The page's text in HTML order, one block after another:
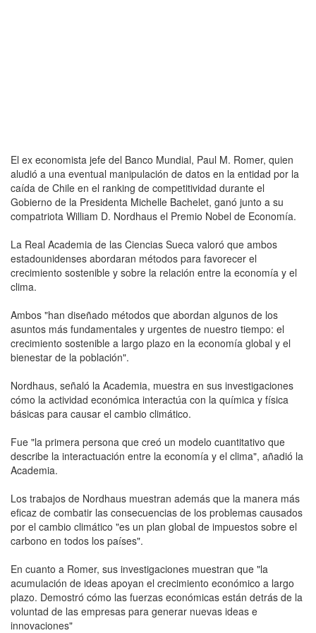
El ex economista jefe del Banco Mundial, Paul M. Romer, quien
aludió a una eventual manipulación de datos en la entidad por la
caída de Chile en el ranking de competitividad durante el
Gobierno de la Presidenta Michelle Bachelet, ganó junto a su
compatriota William D. Nordhaus el Premio Nobel de Economía.
La Real Academia de las Ciencias Sueca valoró que ambos
estadounidenses abordaran métodos para favorecer el
crecimiento sostenible y sobre la relación entre la economía y el
clima.
Ambos "han diseñado métodos que abordan algunos de los
asuntos más fundamentales y urgentes de nuestro tiempo: el
crecimiento sostenible a largo plazo en la economía global y el
bienestar de la población".
Nordhaus, señaló la Academia, muestra en sus investigaciones
cómo la actividad económica interactúa con la química y física
básicas para causar el cambio climático.
Fue "la primera persona que creó un modelo cuantitativo que
describe la interactuación entre la economía y el clima", añadió la
Academia.
Los trabajos de Nordhaus muestran además que la manera más
eficaz de combatir las consecuencias de los problemas causados
por el cambio climático "es un plan global de impuestos sobre el
carbono en todos los países".
En cuanto a Romer, sus investigaciones muestran que "la
acumulación de ideas apoyan el crecimiento económico a largo
plazo. Demostró cómo las fuerzas económicas están detrás de la
voluntad de las empresas para generar nuevas ideas e
innovaciones"